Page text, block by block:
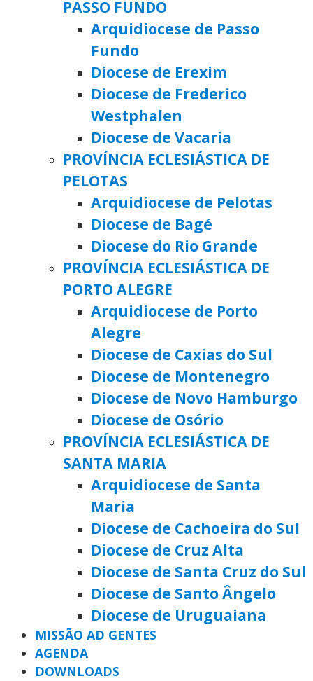
PASSO FUNDO
Arquidiocese de Passo
Fundo
Diocese de Erexim
Diocese de Frederico
Westphalen
Diocese de Vacaria
PROVÍNCIA ECLESIÁSTICA DE
PELOTAS
Arquidiocese de Pelotas
Diocese de Bagé
Diocese do Rio Grande
PROVÍNCIA ECLESIÁSTICA DE
PORTO ALEGRE
Arquidiocese de Porto
Alegre
Diocese de Caxias do Sul
Diocese de Montenegro
Diocese de Novo Hamburgo
Diocese de Osório
PROVÍNCIA ECLESIÁSTICA DE
SANTA MARIA
Arquidiocese de Santa
Maria
Diocese de Cachoeira do Sul
Diocese de Cruz Alta
Diocese de Santa Cruz do Sul
Diocese de Santo Ângelo
Diocese de Uruguaiana
MISSÃO AD GENTES
AGENDA
DOWNLOADS